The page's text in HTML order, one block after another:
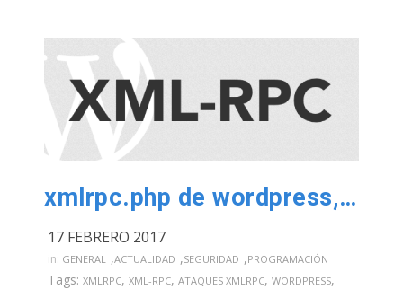
xmlrpc.php de wordpress, protégete contra los ataques
17 FEBRERO 2017
in: GENERAL ,ACTUALIDAD ,SEGURIDAD ,PROGRAMACIÓN
Tags: XMLRPC, XML-RPC, ATAQUES XMLRPC, WORDPRESS,